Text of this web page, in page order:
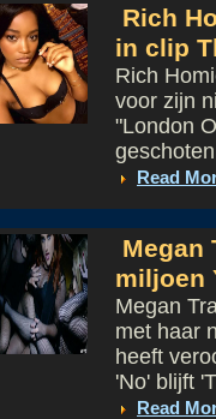
Rich
in clip
Rich
voor zijn
"London
Read
Megan
miljoen
Megan
met haar
heeft
'No' blijft
Read